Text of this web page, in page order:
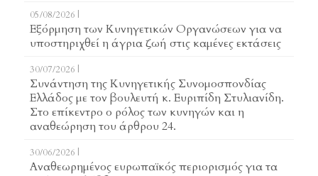
05/08/2026 |
Εξόρμηση των Κυνηγετικών Οργανώσεων για να
υποστηριχθεί η άγρια ζωή στις καμένες εκτάσεις
30/07/2026 |
Συνάντηση της Κυνηγετικής Συνομοσπονδίας
Ελλάδος με τον βουλευτή κ. Ευριπίδη Στυλιανίδη.
Στο επίκεντρο ο ρόλος των κυνηγών και η
αναθεώρηση του άρθρου 24.
30/06/2026 |
Αναθεωρημένος ευρωπαϊκός περιορισμός για τα